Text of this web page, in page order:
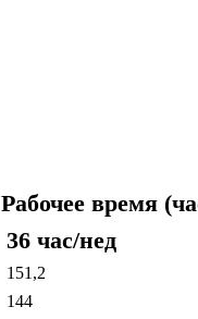
Рабочее время
36 час/нед
151,2
144